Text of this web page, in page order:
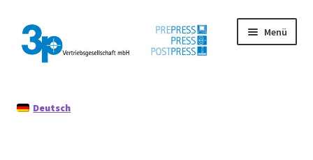
Zur
Navigation
springen
Zum
Inhalt
springen
Menü
Datenschutz
Deutsch